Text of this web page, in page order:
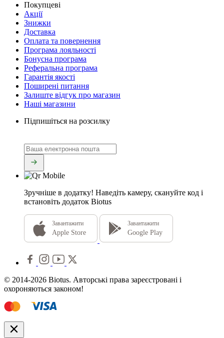
Покупцеві
Акції
Знижки
Доставка
Оплата та повернення
Програма лояльності
Бонусна програма
Реферальна програма
Гарантія якості
Поширені питання
Залиште відгук про магазин
Наші магазини
Підпишіться на розсилку
Зручніше в додатку! Наведіть камеру, скануйте код і
встановіть додаток Biotus
Завантажити
Apple Store
Завантажити
Google Play
© 2014-2026 Biotus. Авторські права зареєстровані і
охороняються законом!